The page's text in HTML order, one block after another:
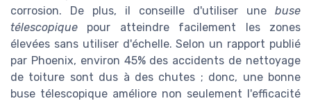
corrosion. De plus, il conseille d'utiliser une buse
télescopique pour atteindre facilement les zones
élevées sans utiliser d'échelle. Selon un rapport publié
par Phoenix, environ 45% des accidents de nettoyage
de toiture sont dus à des chutes ; donc, une bonne
buse télescopique améliore non seulement l'efficacité